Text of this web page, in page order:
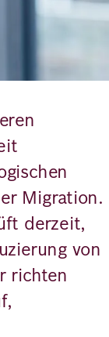
Migration.
derzeit,
von
richten